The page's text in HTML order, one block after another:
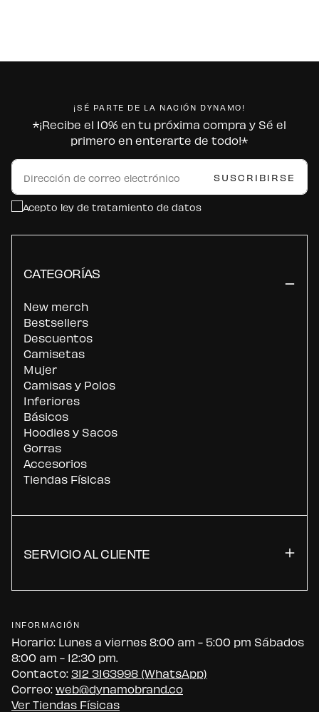
¡SÉ PARTE DE LA NACIÓN DYNAMO!
*¡Recibe el 10% en tu próxima compra y Sé el
primero en enterarte de todo!*
CORREO
ELECTRÓNICO SUSCRIBIRSE
Acepto ley de tratamiento de datos
CATEGORÍAS
New merch
Bestsellers
Descuentos
Camisetas
Mujer
Camisas y Polos
Inferiores
Básicos
Hoodies y Sacos
Gorras
Accesorios
Tiendas Físicas
SERVICIO AL CLIENTE
INFORMACIÓN
Horario: Lunes a viernes 8:00 am - 5:00 pm Sábados
8:00 am - 12:30 pm.
Contacto:312 3163998 (WhatsApp)
Correo:web@dynamobrand.co
Ver Tiendas Físicas